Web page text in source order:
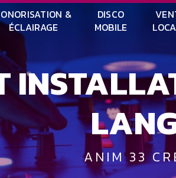
&
ÉCLAIRAGE
DISCO
MOBILE
ANIM 33